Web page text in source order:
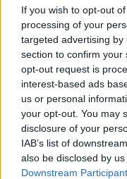
If you wish to opt-out
processing of your
targeted advertising
section to confirm your
opt-out request is
interest-based ads
us or personal
your opt-out. You may
disclosure of your
IAB’s list of
also be disclosed by
Downstream
električni limuzini.
z različnimi
BMW Concept i4,
tudi serijska
že ime zadnjega
Novinca so danes
– pravzaprav že
fotografijami in